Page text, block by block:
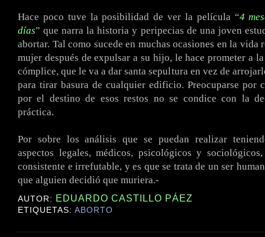
Hace poco tuve la posibilidad de ver la película “4
días” que narra la historia y peripecias de una joven
abortar. Tal como sucede en muchas ocasiones en la vida
mujer después de expulsar a su hijo, le hace prometer a
cómplice, que le va a dar santa sepultura en vez de
para tirar basura de cualquier edificio. Preocuparse por
por el destino de esos restos no se condice con la
práctica.
Por sobre los análisis que se puedan realizar
aspectos legales, médicos, psicológicos y
consistente e irrefutable, y es que se trata de un ser
que alguien decidió que muriera.-
AUTOR: EDUARDO CASTILLO PÁEZ
ETIQUETAS:ABORTO